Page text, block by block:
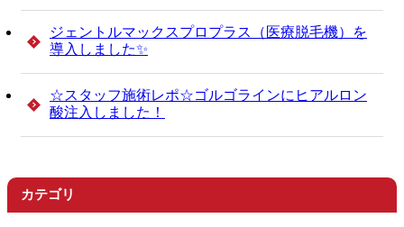
ジェントルマックスプロプラス（医療脱毛機）を
導入しました✨
☆スタッフ施術レポ☆ゴルゴラインにヒアルロン
酸注入しました！
カテゴリ